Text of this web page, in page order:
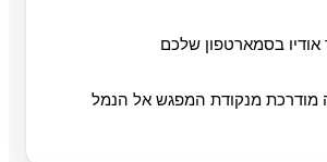
אודיו בסמארטפון שלכם
מודרכת מנקודת המפגש אל הנמל